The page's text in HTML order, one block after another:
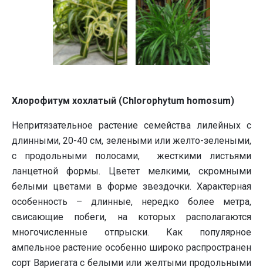
Хлорофитум хохлатый (Chlorophytum homosum)
Непритязательное растение семейства лилейных с
длинными, 20-40 см, зелеными или желто-зелеными,
с продольными полосами, жесткими листьями
ланцетной формы. Цветет мелкими, скромными
белыми цветами в форме звездочки. Характерная
особенность – длинные, нередко более метра,
свисающие побеги, на которых располагаются
многочисленные отпрыски. Как популярное
ампельное растение особенно широко распространен
сорт Вариегата с белыми или желтыми продольными